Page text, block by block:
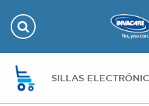
SILLAS